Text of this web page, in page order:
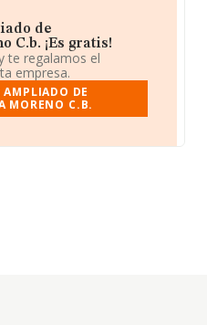
de
C.b. ¡Es gratis!
te regalamos el
empresa.
DE
MORENO C.B.